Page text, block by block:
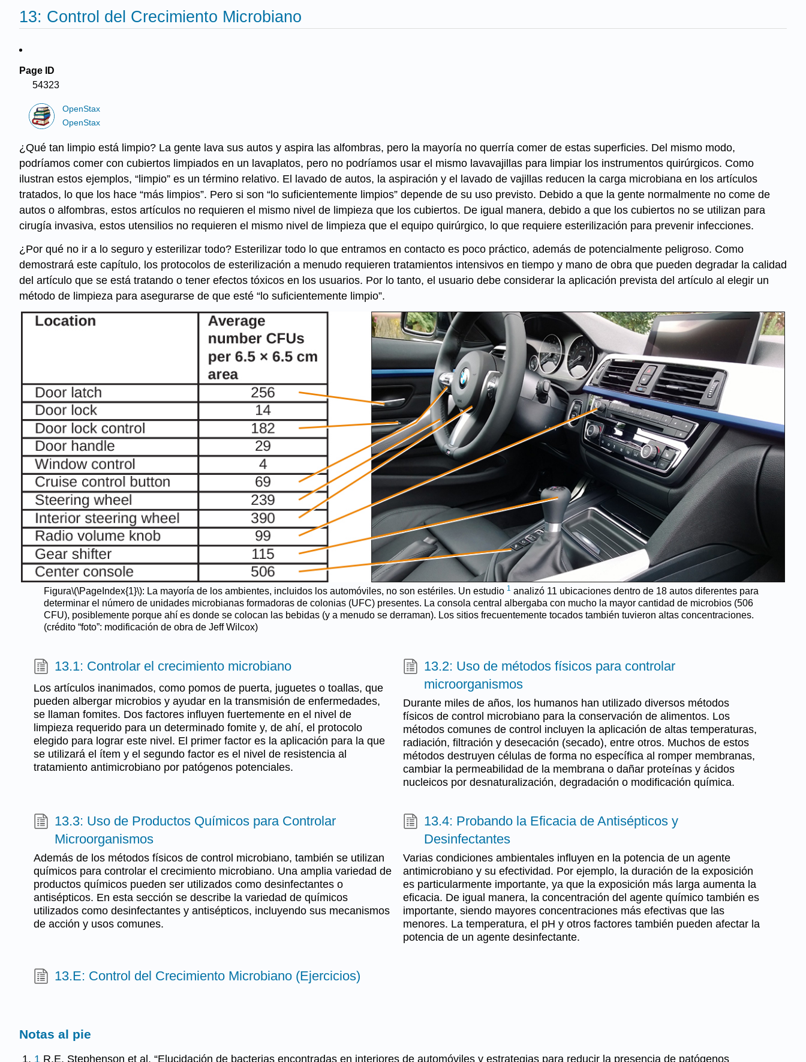
13: Control del Crecimiento Microbiano
Page ID
54323
OpenStax
OpenStax
¿Qué tan limpio está limpio? La gente lava sus autos y aspira las alfombras, pero la mayoría no querría comer de estas superficies. Del mismo modo,
podríamos comer con cubiertos limpiados en un lavaplatos, pero no podríamos usar el mismo lavavajillas para limpiar los instrumentos quirúrgicos. Como
ilustran estos ejemplos, “limpio” es un término relativo. El lavado de autos, la aspiración y el lavado de vajillas reducen la carga microbiana en los artículos
tratados, lo que los hace “más limpios”. Pero si son “lo suficientemente limpios” depende de su uso previsto. Debido a que la gente normalmente no come de
autos o alfombras, estos artículos no requieren el mismo nivel de limpieza que los cubiertos. De igual manera, debido a que los cubiertos no se utilizan para
cirugía invasiva, estos utensilios no requieren el mismo nivel de limpieza que el equipo quirúrgico, lo que requiere esterilización para prevenir infecciones.
¿Por qué no ir a lo seguro y esterilizar todo? Esterilizar todo lo que entramos en contacto es poco práctico, además de potencialmente peligroso. Como
demostrará este capítulo, los protocolos de esterilización a menudo requieren tratamientos intensivos en tiempo y mano de obra que pueden degradar la calidad
del artículo que se está tratando o tener efectos tóxicos en los usuarios. Por lo tanto, el usuario debe considerar la aplicación prevista del artículo al elegir un
método de limpieza para asegurarse de que esté “lo suficientemente limpio”.
Figura\(\PageIndex{1}\): La mayoría de los ambientes, incluidos los automóviles, no son estériles. Un estudio 1 analizó 11 ubicaciones dentro de 18 autos diferentes para
determinar el número de unidades microbianas formadoras de colonias (UFC) presentes. La consola central albergaba con mucho la mayor cantidad de microbios (506
CFU), posiblemente porque ahí es donde se colocan las bebidas (y a menudo se derraman). Los sitios frecuentemente tocados también tuvieron altas concentraciones.
(crédito “foto”: modificación de obra de Jeff Wilcox)
13.1: Controlar el crecimiento microbiano
Los artículos inanimados, como pomos de puerta, juguetes o toallas, que
pueden albergar microbios y ayudar en la transmisión de enfermedades,
se llaman fomites. Dos factores influyen fuertemente en el nivel de
limpieza requerido para un determinado fomite y, de ahí, el protocolo
elegido para lograr este nivel. El primer factor es la aplicación para la que
se utilizará el ítem y el segundo factor es el nivel de resistencia al
tratamiento antimicrobiano por patógenos potenciales.
13.2: Uso de métodos físicos para controlar
microorganismos
Durante miles de años, los humanos han utilizado diversos métodos
físicos de control microbiano para la conservación de alimentos. Los
métodos comunes de control incluyen la aplicación de altas temperaturas,
radiación, filtración y desecación (secado), entre otros. Muchos de estos
métodos destruyen células de forma no específica al romper membranas,
cambiar la permeabilidad de la membrana o dañar proteínas y ácidos
nucleicos por desnaturalización, degradación o modificación química.
13.3: Uso de Productos Químicos para Controlar
Microorganismos
Además de los métodos físicos de control microbiano, también se utilizan
químicos para controlar el crecimiento microbiano. Una amplia variedad de
productos químicos pueden ser utilizados como desinfectantes o
antisépticos. En esta sección se describe la variedad de químicos
utilizados como desinfectantes y antisépticos, incluyendo sus mecanismos
de acción y usos comunes.
13.4: Probando la Eficacia de Antisépticos y
Desinfectantes
Varias condiciones ambientales influyen en la potencia de un agente
antimicrobiano y su efectividad. Por ejemplo, la duración de la exposición
es particularmente importante, ya que la exposición más larga aumenta la
eficacia. De igual manera, la concentración del agente químico también es
importante, siendo mayores concentraciones más efectivas que las
menores. La temperatura, el pH y otros factores también pueden afectar la
potencia de un agente desinfectante.
13.E: Control del Crecimiento Microbiano (Ejercicios)
Notas al pie
1 R.E. Stephenson et al. “Elucidación de bacterias encontradas en interiores de automóviles y estrategias para reducir la presencia de patógenos